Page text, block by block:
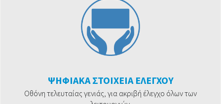
ΨΗΦΙΑΚΑ ΣΤΟΙΧΕΙΑ ΕΛΕΓΧΟΥ
Οθόνη τελευταίας γενιάς, για ακριβή έλεγχο όλων των